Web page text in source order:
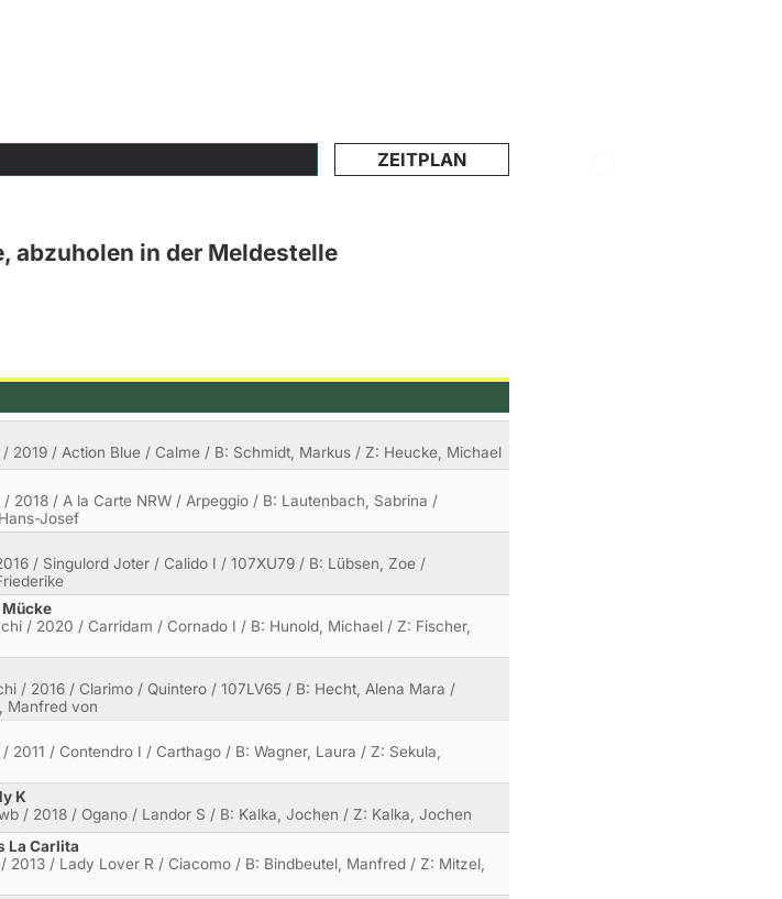
ZEITPLAN
abzuholen in der Meldestelle
2019 / Action Blue / Calme / B: Schmidt, Markus / Z: Heucke, Michael
/ 2018 / A la Carte NRW / Arpeggio / B: Lautenbach, Sabrina /
Josef
/ Singulord Joter / Calido I / 107XU79 / B: Lübsen, Zoe /
/ 2020 / Carridam / Cornado I / B: Hunold, Michael / Z: Fischer,
/ 2016 / Clarimo / Quintero / 107LV65 / B: Hecht, Alena Mara /
Manfred von
2011 / Contendro I / Carthago / B: Wagner, Laura / Z: Sekula,
K
/ 2018 / Ogano / Landor S / B: Kalka, Jochen / Z: Kalka, Jochen
La Carlita
2013 / Lady Lover R / Ciacomo / B: Bindbeutel, Manfred / Z: Mitzel,